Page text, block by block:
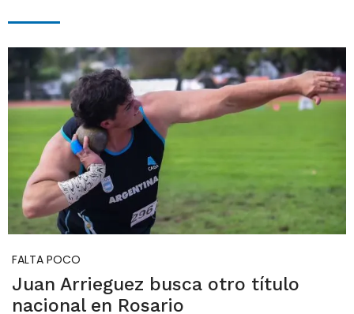
FALTA POCO
Juan Arrieguez busca otro título
nacional en Rosario